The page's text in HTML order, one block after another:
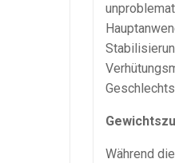
Während